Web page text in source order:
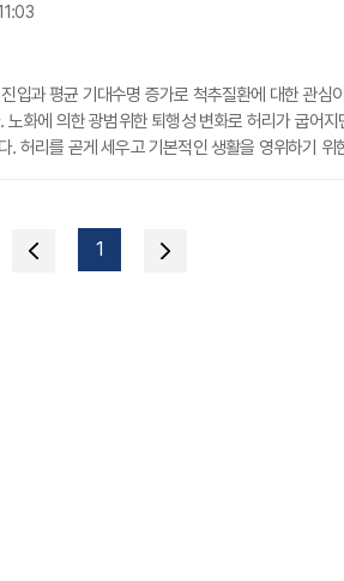
입과 평균 기대수명 증가로 척추질환에 대한 관심
. 노화에 의한 광범위한 퇴행성 변화로 허리가 굽어
. 허리를 곧게 세우고 기본적인 생활을 영위하기
천추경사가 활용된 결과 값이다 보니 모든 환자, 특히
1